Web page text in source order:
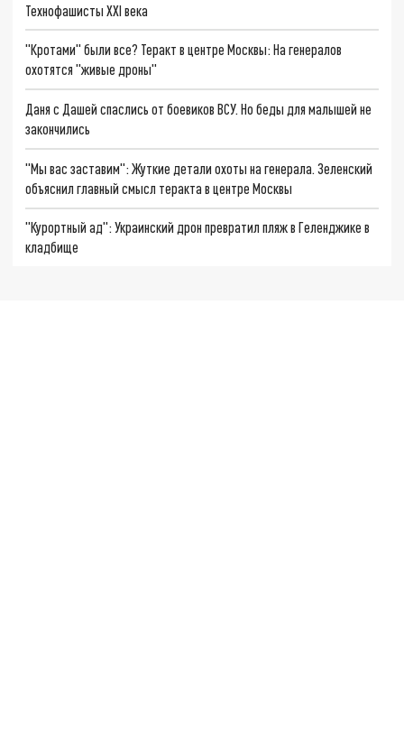
Технофашисты XXI века
"Кротами" были все? Теракт в центре Москвы: На генералов
охотятся "живые дроны"
Даня с Дашей спаслись от боевиков ВСУ. Но беды для малышей не
закончились
"Мы вас заставим": Жуткие детали охоты на генерала. Зеленский
объяснил главный смысл теракта в центре Москвы
"Курортный ад": Украинский дрон превратил пляж в Геленджике в
кладбище